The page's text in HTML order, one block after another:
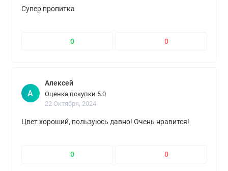
Супер пропитка
0 0
А
Алексей
Оценка покупки 5.0
22 Октября, 2024
Цвет хороший, пользуюсь давно! Очень нравится!
0 0